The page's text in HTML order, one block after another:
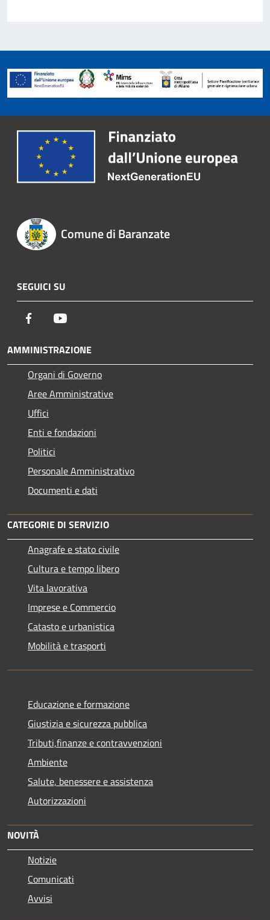
Comune di Baranzate
SEGUICI SU
Facebook
AMMINISTRAZIONE
Organi di Governo
Aree Amministrative
Uffici
Enti e fondazioni
Politici
Personale Amministrativo
Documenti e dati
CATEGORIE DI SERVIZIO
Anagrafe e stato civile
Cultura e tempo libero
Vita lavorativa
Imprese e Commercio
Catasto e urbanistica
Mobilità e trasporti
Educazione e formazione
Giustizia e sicurezza pubblica
Tributi,finanze e contravvenzioni
Ambiente
Salute, benessere e assistenza
Autorizzazioni
NOVITÀ
Notizie
Comunicati
Avvisi